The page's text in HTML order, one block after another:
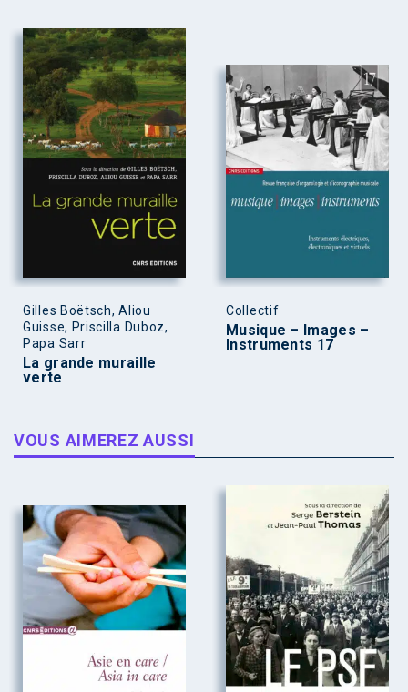
Gilles Boëtsch, Aliou
Guisse, Priscilla Duboz,
Papa Sarr
La grande muraille
verte
Collectif
Musique – Images –
Instruments 17
VOUS AIMEREZ AUSSI